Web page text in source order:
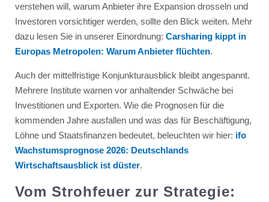
verstehen will, warum Anbieter ihre Expansion drosseln und
Investoren vorsichtiger werden, sollte den Blick weiten. Mehr
dazu lesen Sie in unserer Einordnung: Carsharing kippt in
Europas Metropolen: Warum Anbieter flüchten.
Auch der mittelfristige Konjunkturausblick bleibt angespannt.
Mehrere Institute warnen vor anhaltender Schwäche bei
Investitionen und Exporten. Wie die Prognosen für die
kommenden Jahre ausfallen und was das für Beschäftigung,
Löhne und Staatsfinanzen bedeutet, beleuchten wir hier: ifo
Wachstumsprognose 2026: Deutschlands
Wirtschaftsausblick ist düster.
Vom Strohfeuer zur Strategie: